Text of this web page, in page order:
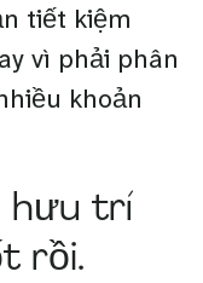
tiết kiệm
vì phải phân
khoản
hưu trí
rồi.